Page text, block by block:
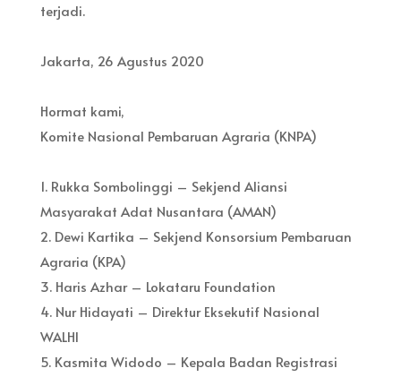
terjadi.
Jakarta, 26 Agustus 2020
Hormat kami,
Komite Nasional Pembaruan Agraria (KNPA)
1. Rukka Sombolinggi – Sekjend Aliansi
Masyarakat Adat Nusantara (AMAN)
2. Dewi Kartika – Sekjend Konsorsium Pembaruan
Agraria (KPA)
3. Haris Azhar – Lokataru Foundation
4. Nur Hidayati – Direktur Eksekutif Nasional
WALHI
5. Kasmita Widodo – Kepala Badan Registrasi